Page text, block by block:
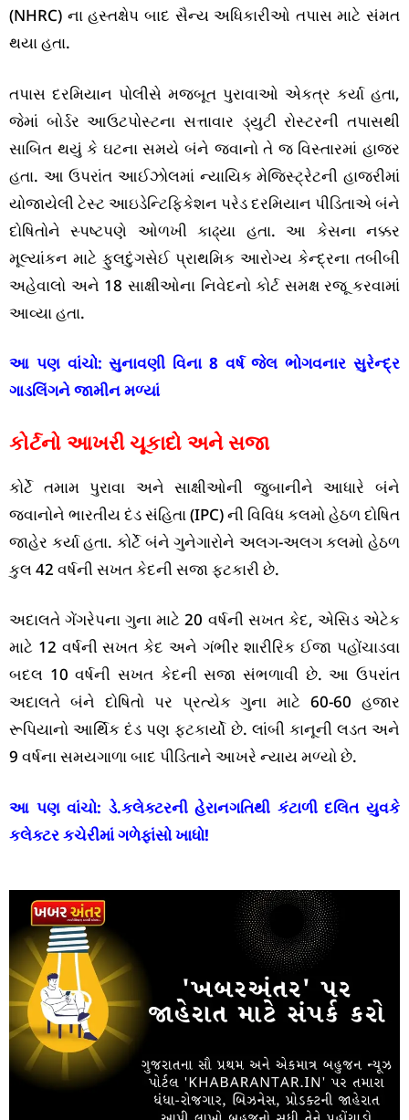
(NHRC) ના હસ્તક્ષેપ બાદ સૈન્ય અધિકારીઓ તપાસ માટે સંમત
થયા હતા.
તપાસ દરમિયાન પોલીસે મજબૂત પુરાવાઓ એકત્ર કર્યા હતા,
જેમાં બોર્ડર આઉટપોસ્ટના સત્તાવાર ડ્યુટી રોસ્ટરની તપાસથી
સાબિત થયું કે ઘટના સમયે બંને જવાનો તે જ વિસ્તારમાં હાજર
હતા. આ ઉપરાંત આઈઝોલમાં ન્યાયિક મેજિસ્ટ્રેટની હાજરીમાં
યોજાયેલી ટેસ્ટ આઇડેન્ટિફિકેશન પરેડ દરમિયાન પીડિતાએ બંને
દોષિતોને સ્પષ્ટપણે ઓળખી કાઢ્યા હતા. આ કેસના નક્કર
મૂલ્યાંકન માટે ફુલદુંગસેઈ પ્રાથમિક આરોગ્ય કેન્દ્રના તબીબી
અહેવાલો અને 18 સાક્ષીઓના નિવેદનો કોર્ટ સમક્ષ રજૂ કરવામાં
આવ્યા હતા.
આ પણ વાંચો:સુનાવણી વિના 8 વર્ષ જેલ ભોગવનાર સુરેન્દ્ર
ગાડલિંગને જામીન મળ્યાં
કોર્ટનો આખરી ચૂકાદો અને સજા
કોર્ટે તમામ પુરાવા અને સાક્ષીઓની જુબાનીને આધારે બંને
જવાનોને ભારતીય દંડ સંહિતા (IPC) ની વિવિધ કલમો હેઠળ દોષિત
જાહેર કર્યા હતા. કોર્ટે બંને ગુનેગારોને અલગ-અલગ કલમો હેઠળ
કુલ 42 વર્ષની સખત કેદની સજા ફટકારી છે.
અદાલતે ગેંગરેપના ગુના માટે 20 વર્ષની સખત કેદ, એસિડ એટેક
માટે 12 વર્ષની સખત કેદ અને ગંભીર શારીરિક ઈજા પહોંચાડવા
બદલ 10 વર્ષની સખત કેદની સજા સંભળાવી છે. આ ઉપરાંત
અદાલતે બંને દોષિતો પર પ્રત્યેક ગુના માટે 60-60 હજાર
રૂપિયાનો આર્થિક દંડ પણ ફટકાર્યો છે. લાંબી કાનૂની લડત અને
9 વર્ષના સમયગાળા બાદ પીડિતાને આખરે ન્યાય મળ્યો છે.
આ પણ વાંચો: ડે.કલેક્ટરની હેરાનગતિથી કંટાળી દલિત યુવકે
કલેક્ટર કચેરીમાં ગળેફાંસો ખાધો!